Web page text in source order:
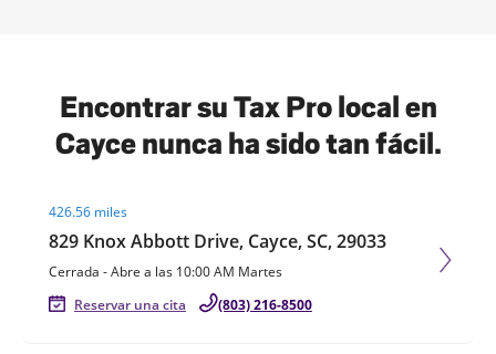
Encontrar su Tax Pro local en
Cayce nunca ha sido tan fácil.
426.56 miles
829 Knox Abbott Drive, Cayce, SC, 29033
Cerrada -Abre a las 10:00 AM Martes
Reservar una cita
(803) 216-8500